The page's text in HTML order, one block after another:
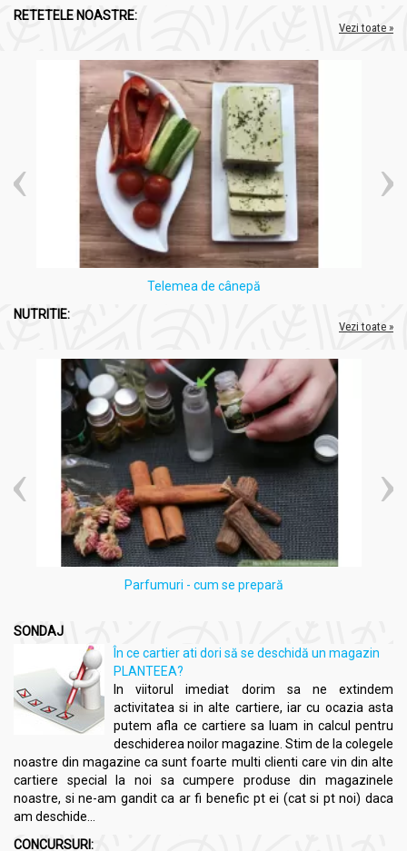
RETETELE NOASTRE:
Vezi toate »
Telemea de cânepă
NUTRITIE:
Vezi toate »
Parfumuri - cum se prepară
SONDAJ
În ce cartier ati dori să se deschidă un magazin
PLANTEEA?
In viitorul imediat dorim sa ne extindem
activitatea si in alte cartiere, iar cu ocazia asta
putem afla ce cartiere sa luam in calcul pentru
deschiderea noilor magazine. Stim de la colegele
noastre din magazine ca sunt foarte multi clienti care vin din alte
cartiere special la noi sa cumpere produse din magazinele
noastre, si ne-am gandit ca ar fi benefic pt ei (cat si pt noi) daca
am deschide...
CONCURSURI: